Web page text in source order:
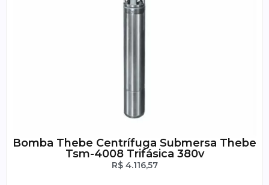
Bomba Thebe Centrífuga Submersa Thebe
Tsm-4008 Trifásica 380v
R$4.116,57